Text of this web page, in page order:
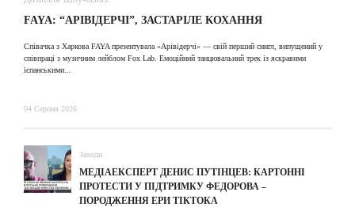
FAYA: “АРІВІДЕРЧІ”, ЗАСТАРІЛЕ КОХАННЯ
Співачка з Харкова FAYA презентувала «Арівідерчі» — свій перший сингл, випущений у
співпраці з музичним лейблом Fox Lab. Емоційний танцювальний трек із яскравими
іспанськими...
04 Серпня 2026
Заходи
МЕДІАЕКСПЕРТ ДЕНИС ПУТІНЦЕВ: КАРТОННІ
ПРОТЕСТИ У ПІДТРИМКУ ФЕДОРОВА –
ПОРОДЖЕННЯ ЕРИ ТІКТОКА